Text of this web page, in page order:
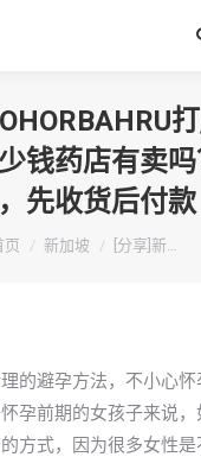
钱药店有卖
先收货后付款
在这里：
页 新加坡 [分享]新…
的避孕方法，不小心
孕前期的女孩子来说
方式，因为很多女性